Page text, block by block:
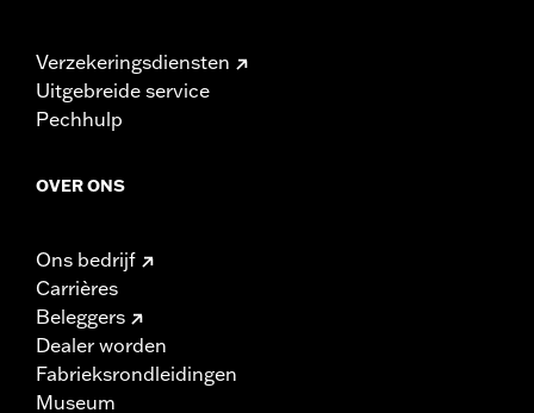
Verzekeringsdiensten
Uitgebreide service
Pechhulp
OVER ONS
Ons bedrijf
Carrières
Beleggers
Dealer worden
Fabrieksrondleidingen
Museum